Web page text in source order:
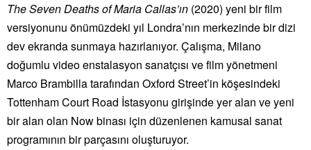
The Seven Deaths of Maria Callas’ın (2020) yeni bir film
versiyonunu önümüzdeki yıl Londra’nın merkezinde bir dizi
dev ekranda sunmaya hazırlanıyor. Çalışma, Milano
doğumlu video enstalasyon sanatçısı ve film yönetmeni
Marco Brambilla tarafından Oxford Street’in köşesindeki
Tottenham Court Road İstasyonu girişinde yer alan ve yeni
bir alan olan Now binası için düzenlenen kamusal sanat
programının bir parçasını oluşturuyor.